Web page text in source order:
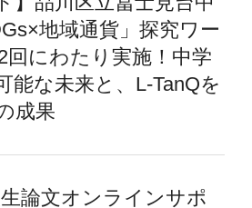
地域通貨」探究ワー
回にわたり実施！中学
能な未来と、L-TanQを
成果
論文オンラインサポ